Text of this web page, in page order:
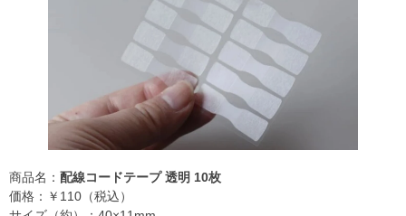
商品名： 配線コードテープ 透明 10枚
価格：￥110（税込）